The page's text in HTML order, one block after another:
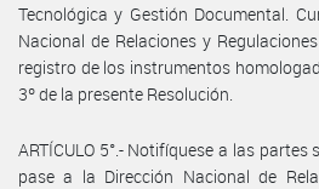
Tecnológica y Gestión Documental.
Nacional de Relaciones y
registro de los instrumentos
3º de la presente Resolución.
ARTÍCULO 5°.- Notifíquese a las
pase a la Dirección Nacional de